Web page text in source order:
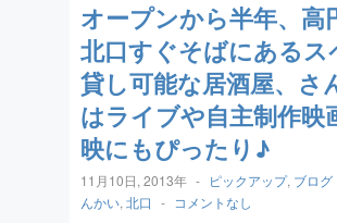
オープンから半年、高
北口すぐそばにあるス
貸し可能な居酒屋、さ
はライブや自主制作映
映にもぴったり♪
11月10日, 2013年 - ピックアップ, ブログ
んかい, 北口 - コメントなし